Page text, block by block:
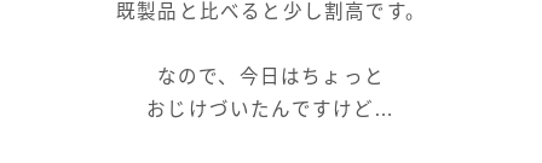
既製品と比べると少し割高です。
なので、今日はちょっと
おじけづいたんですけど…